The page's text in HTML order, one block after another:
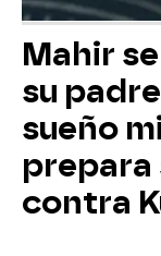
Mahir
su
sueño
prepara
contra